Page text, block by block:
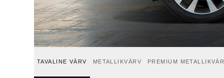
TAVALINE VÄRV METALLIKVÄRV PREMIUM